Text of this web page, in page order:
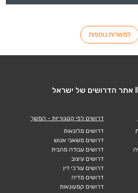
למשרות נוספות
דרושים לפי קטגוריות - המשך
דרושים מלונאות
דרושים משאבי אנוש
דרושים עבודה מהבית
דרושים עיצוב
דרושים עורכי דין
דרושים מדיה
דרושים קמעונאות